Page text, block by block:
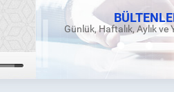
Günlük, Haftalık, Aylık ve